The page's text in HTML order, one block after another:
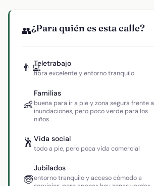
👥¿Para quién es esta calle?
👨‍💻Teletrabajo
fibra excelente y entorno tranquilo
👶
Familias
buena para ir a pie y zona segura frente a
inundaciones, pero poco verde para los
niños
🕺 Vida social
todo a pie, pero poca vida comercial
🧓
Jubilados
entorno tranquilo y acceso cómodo a